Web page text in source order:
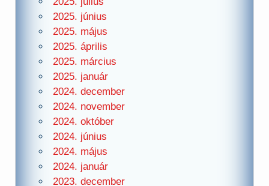
2025. június
2025. május
2025. április
2025. március
2025. január
2024. december
2024. november
2024. október
2024. június
2024. május
2024. január
2023. december